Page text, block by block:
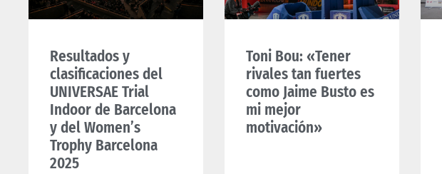
Resultados y
clasificaciones del
UNIVERSAE Trial
Indoor de Barcelona
y del Women’s
Trophy Barcelona
2025
Toni Bou: «Tener
rivales tan fuertes
como Jaime Busto es
mi mejor
motivación»